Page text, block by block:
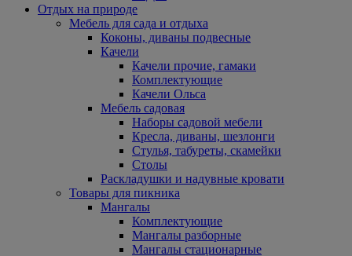
Отдых на природе
Мебель для сада и отдыха
Коконы, диваны подвесные
Качели
Качели прочие, гамаки
Комплектующие
Качели Ольса
Мебель садовая
Наборы садовой мебели
Кресла, диваны, шезлонги
Стулья, табуреты, скамейки
Столы
Раскладушки и надувные кровати
Товары для пикника
Мангалы
Комплектующие
Мангалы разборные
Мангалы стационарные